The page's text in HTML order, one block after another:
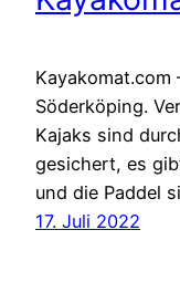
Kayakomat.com
Söderköping.
Kajaks sind
gesichert, es
und die Paddel
17. Juli 2022